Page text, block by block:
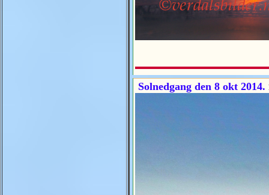
Solnedgang den 8 okt 2014.